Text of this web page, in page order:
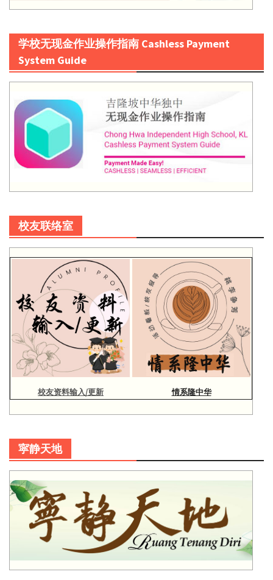
学校无现金作业操作指南 Cashless Payment
System Guide
校友联络室
校友资料输入/更新 情系隆中华
寜静天地